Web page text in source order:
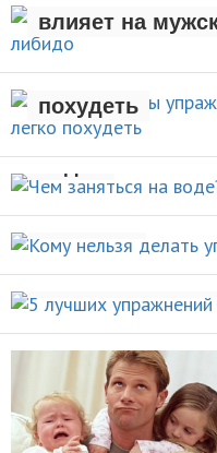
влияет на
НОВОСТИ
Стали известны
которые
похудеть
НОВОСТИ
Чем заняться на
воде?
ВИДЫ СПОРТА
Кому нельзя
“планка”
НОВОСТИ
5 лучших
избавления от
ПОХУДЕНИЕ